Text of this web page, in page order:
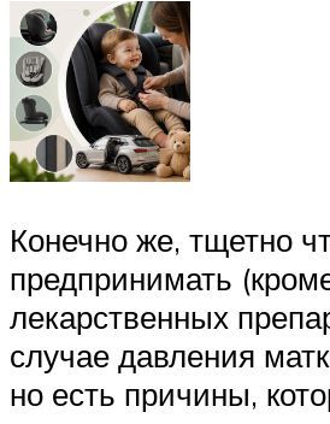
Конечно же, тщетно
предпринимать
лекарственных
случае давления
но есть причины,